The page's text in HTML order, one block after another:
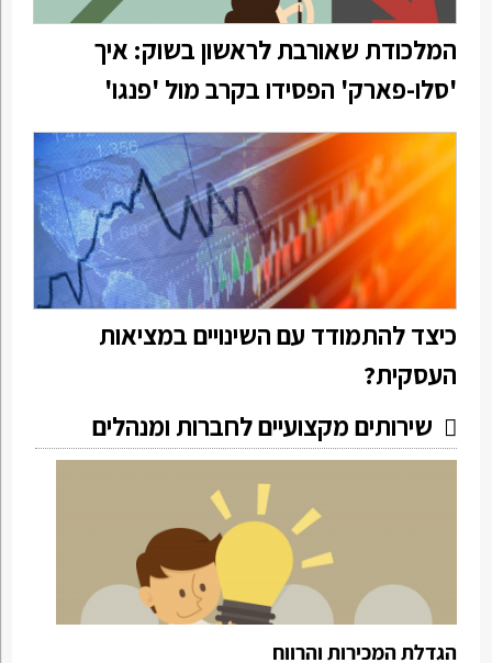
המלכודת שאורבת לראשון בשוק: איך
'סלו-פארק' הפסידו בקרב מול 'פנגו'
כיצד להתמודד עם השינויים במציאות
העסקית?
שירותים מקצועיים לחברות ומנהלים
הגדלת המכירות והרווח